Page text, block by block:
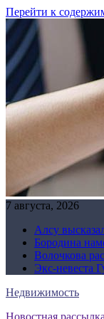
Перейти к
7 августа, 2026
Алсу
Бородина
Волочкова
Экс-невеста
Недвижимость
Новостная рассылка